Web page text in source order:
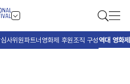
심사위원파트너 영화제 후원조직 구성역대 영화제